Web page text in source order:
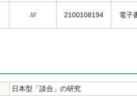
/// 2100108194 電子
日本型「談合」の研究